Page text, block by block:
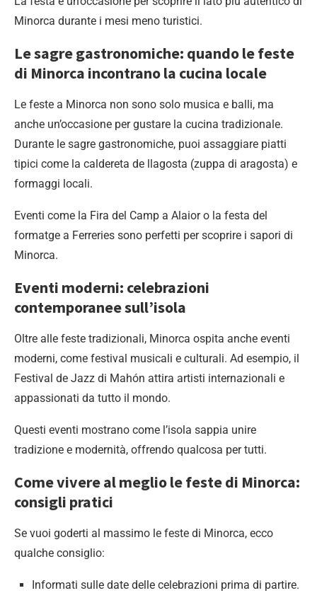
Minorca durante i mesi meno turistici.
Le sagre gastronomiche: quando le feste
di Minorca incontrano la cucina locale
Le feste a Minorca non sono solo musica e balli, ma
anche un’occasione per gustare la cucina tradizionale.
Durante le sagre gastronomiche, puoi assaggiare piatti
tipici come la caldereta de llagosta (zuppa di aragosta) e
formaggi locali.
Eventi come la Fira del Camp a Alaior o la festa del
formatge a Ferreries sono perfetti per scoprire i sapori di
Minorca.
Eventi moderni: celebrazioni
contemporanee sull’isola
Oltre alle feste tradizionali, Minorca ospita anche eventi
moderni, come festival musicali e culturali. Ad esempio, il
Festival de Jazz di Mahón attira artisti internazionali e
appassionati da tutto il mondo.
Questi eventi mostrano come l’isola sappia unire
tradizione e modernità, offrendo qualcosa per tutti.
Come vivere al meglio le feste di Minorca:
consigli pratici
Se vuoi goderti al massimo le feste di Minorca, ecco
qualche consiglio:
Informati sulle date delle celebrazioni prima di partire.